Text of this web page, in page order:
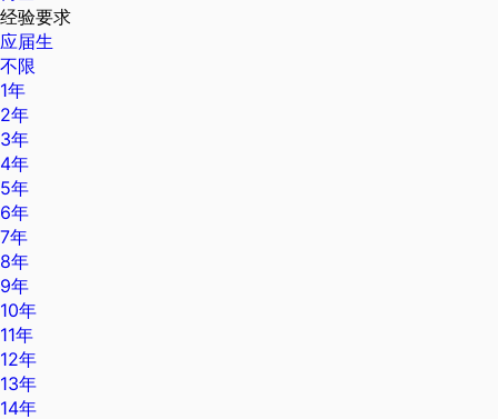
经验要求
应届生
不限
1年
2年
3年
4年
5年
6年
7年
8年
9年
10年
11年
12年
13年
14年